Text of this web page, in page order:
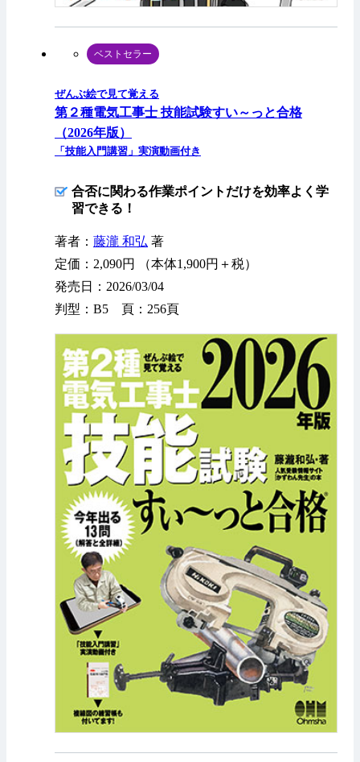
ぜんぶ絵で見て覚える
第２種電気工事士 技能試験すい～っと合格
（2026年版）
「技能入門講習」実演動画付き
ベストセラー
合否に関わる作業ポイントだけを効率よく学
習できる！
著者： 藤瀧 和弘 著
定価：2,090円 （本体1,900円＋税）
発売日：2026/03/04
判型：B5 頁：256頁